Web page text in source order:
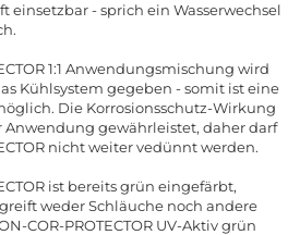
einsetzbar - sprich ein Wasserwechsel
1:1 Anwendungsmischung wird
Kühlsystem gegeben - somit ist eine
Die Korrosionsschutz-Wirkung
gewährleistet, daher darf
nicht weiter vedünnt werden.
ist bereits grün eingefärbt,
weder Schläuche noch andere
COR-PROTECTOR UV-Aktiv grün